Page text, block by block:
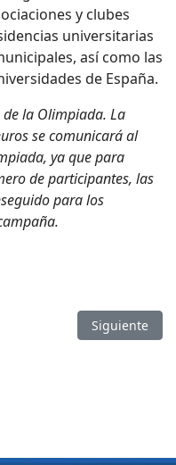
y clubes
universitarias
así como las
de España.
la Olimpiada. La
se comunicará al
ya que para
de participantes, las
para los
Solidaria de Estudio,
Artículo
Siguiente